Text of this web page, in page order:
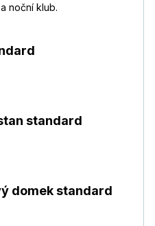
noční klub.
standard
domek standard